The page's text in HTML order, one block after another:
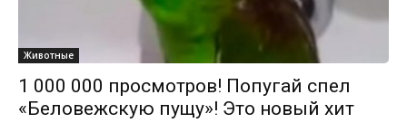
Животные
1 000 000 просмотров! Попугай спел
«Беловежскую пущу»! Это новый хит